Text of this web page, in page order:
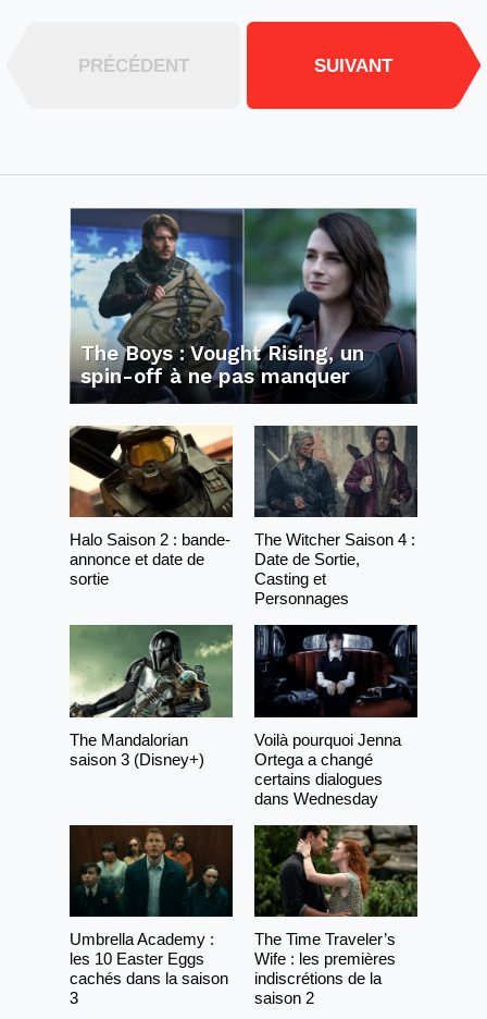
PRÉCÉDENT SUIVANT
The Boys : Vought Rising, un
spin-off à ne pas manquer
Halo Saison 2 : bande-
annonce et date de
sortie
The Witcher Saison 4 :
Date de Sortie,
Casting et
Personnages
The Mandalorian
saison 3 (Disney+)
Voilà pourquoi Jenna
Ortega a changé
certains dialogues
dans Wednesday
Umbrella Academy :
les 10 Easter Eggs
cachés dans la saison
3
The Time Traveler’s
Wife : les premières
indiscrétions de la
saison 2